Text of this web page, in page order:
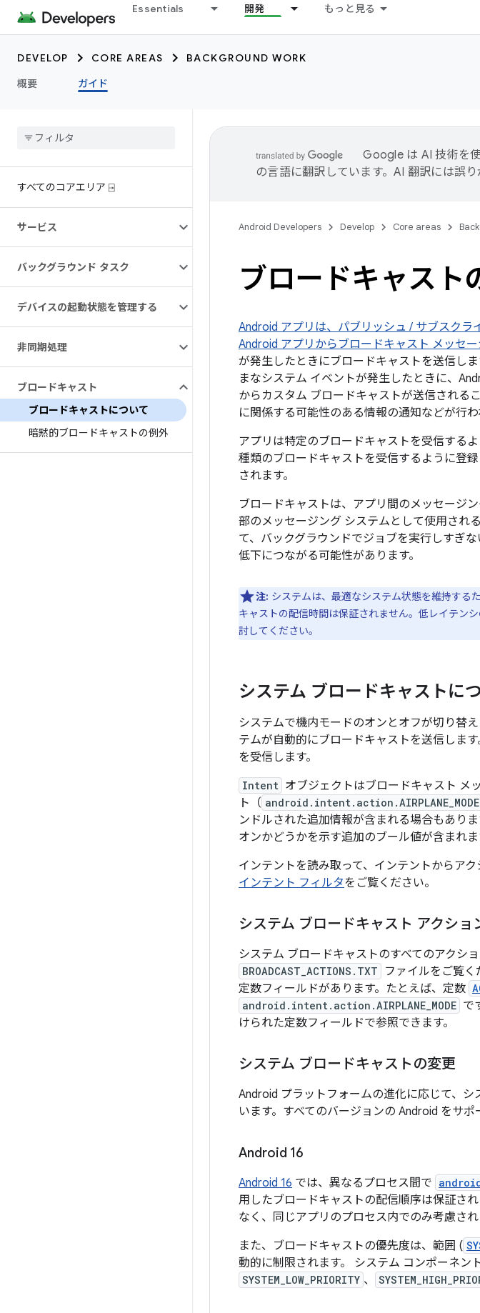
Essentials 開発 もっと見る
DEVELOP CORE AREAS
BACKGROUND WORK
概要
ガイド
すべてのコアエリア ⍈
サービス
バックグラウンド タスク
デバイスの起動状態を管理する
非同期処理
ブロードキャスト
ブロードキャストについて
暗黙的ブロードキャストの例外
Google は AI 技術を
の言語に翻訳しています。AI 翻訳には誤り
Android Developers Develop Core areas
ブロードキャスト
Android アプリは、パブリッシュ / サブスク
Android アプリからブロードキャスト メッセー
が発生したときにブロードキャストを送信し
まなシステム イベントが発生したときに、
からカスタム ブロードキャストが送信される
に関係する可能性のある情報の通知などが行わ
アプリは特定のブロードキャストを受信する
種類のブロードキャストを受信するように登
されます。
ブロードキャストは、アプリ間のメッセージ
部のメッセージング システムとして使用され
て、バックグラウンドでジョブを実行しすぎ
低下につながる可能性があります。
注: システムは、最適なシステム状態を維持する
キャストの配信時間は保証されません。低レイテン
討してください。
システム ブロードキャストに
システムで機内モードのオンとオフが切り替
テムが自動的にブロードキャストを送信しま
を受信します。
Intent オブジェクトはブロードキャスト メ
ト（ android.intent.action.AIRPLANE_MODE
ンドルされた追加情報が含まれる場合もあり
オンかどうかを示す追加のブール値が含まれま
インテントを読み取って、インテントからア
インテント フィルタをご覧ください。
システム ブロードキャスト アクショ
システム ブロードキャストのすべてのアクシ
BROADCAST_ACTIONS.TXT
ファイルをご覧
定数フィールドがあります。たとえば、定数
android.intent.action.AIRPLANE_MODE で
けられた定数フィールドで参照できます。
システム ブロードキャストの変更
Android プラットフォームの進化に応じて、
います。すべてのバージョンの Android をサ
Android 16
Android 16 では、異なるプロセス間で
用したブロードキャストの配信順序は保証さ
なく、同じアプリのプロセス内でのみ考慮され
また、ブロードキャストの優先度は、範囲 (
動的に制限されます。 システム コンポーネン
SYSTEM_LOW_PRIORITY 、